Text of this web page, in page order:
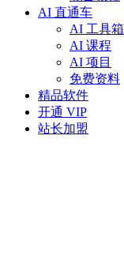
AI 直通车
AI 工具箱
AI 课程
AI 项目
免费资料
精品软件
开通 VIP
站长加盟